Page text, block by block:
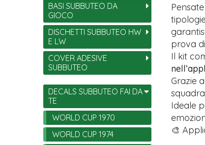
prova
Il kit
Grazie
Ideale
🎨
BASI SUBBUTEO DA
GIOCO
DISCHETTI SUBBUTEO HW
E LW
COVER ADESIVE
SUBBUTEO
DECALS SUBBUTEO FAI DA
TE
WORLD CUP 1970
WORLD CUP 1974